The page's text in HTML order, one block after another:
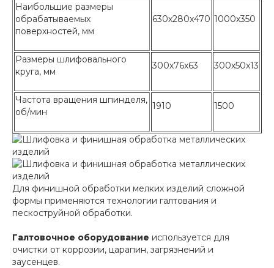
Наибольшие размеры
обрабатываемых
поверхностей, мм
630х280х470 1000х350
Размеры шлифовального
круга, мм
300х76х63 300х50х13
Частота вращения шпинделя,
об/мин
1910 1500
Для финишной обработки мелких изделий сложной
формы применяются технологии галтования и
пескоструйной обработки.
Галтовочное оборудование используется для
очистки от коррозии, царапин, загрязнений и
заусенцев.